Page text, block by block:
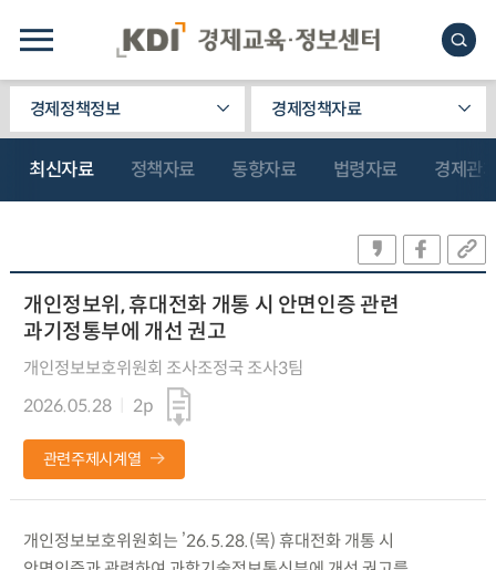
경제정책정보 경제정책자료
최신자료 정책자료 동향자료 법령자료 경제관
개인정보위, 휴대전화 개통 시 안면인증 관련
과기정통부에 개선 권고
개인정보보호위원회 조사조정국 조사3팀
2026.05.28
2p
관련주제시계열
개인정보보호위원회는 ’26.5.28.(목) 휴대전화 개통 시